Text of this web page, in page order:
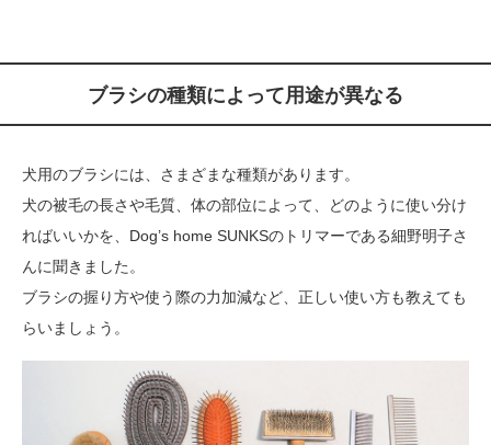
ブラシの種類によって用途が異なる
犬用のブラシには、さまざまな種類があります。
犬の被毛の長さや毛質、体の部位によって、どのように使い分け
ればいいかを、Dog’s home SUNKSのトリマーである細野明子さ
んに聞きました。
ブラシの握り方や使う際の力加減など、正しい使い方も教えても
らいましょう。